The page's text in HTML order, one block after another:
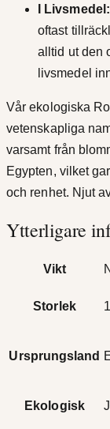
I Livsmedel:
oftast
alltid ut den
livsmedel
Vår ekologiska
vetenskapliga
varsamt från
Egypten, vilket
och renhet. Njut
Ytterligare
Vikt
Storlek
Ursprungsland
Ekologisk